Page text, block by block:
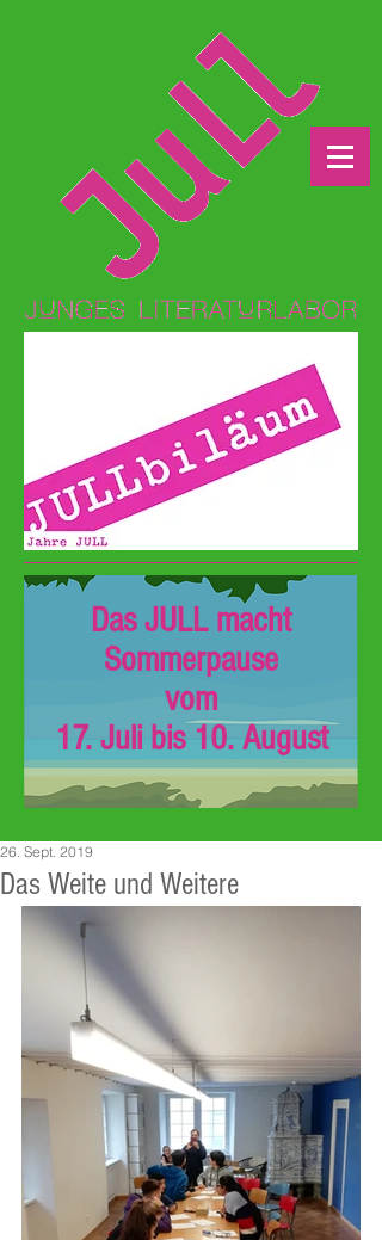
Das JULL macht
Sommerpause
vom
17. Juli bis 10. August
Das Weite und Weitere
26. Sept. 2019